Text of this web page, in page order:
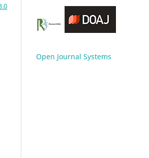
Open Journal Systems